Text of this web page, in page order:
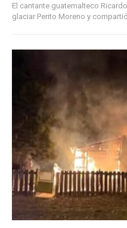
El cantante guatemalteco
glaciar Perito Moreno y